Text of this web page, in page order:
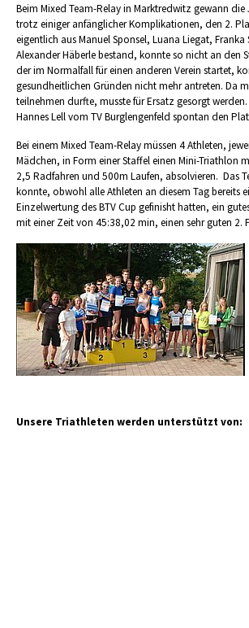
Beim Mixed Team-Relay in Marktredwitz gewann
trotz einiger anfänglicher Komplikationen, den 2.
eigentlich aus Manuel Sponsel, Luana Liegat, Franka
Alexander Häberle bestand, konnte so nicht an den
der im Normalfall für einen anderen Verein startet,
gesundheitlichen Gründen nicht mehr antreten. Da
teilnehmen durfte, musste für Ersatz gesorgt
Hannes Lell vom TV Burglengenfeld spontan den
Bei einem Mixed Team-Relay müssen 4 Athleten,
Mädchen, in Form einer Staffel einen Mini-Triathlon
2,5 Radfahren und 500m Laufen, absolvieren. Das
konnte, obwohl alle Athleten an diesem Tag bereits
Einzelwertung des BTV Cup gefinisht hatten, ein
mit einer Zeit von 45:38,02 min, einen sehr guten 2.
Unsere Triathleten werden unterstützt von: